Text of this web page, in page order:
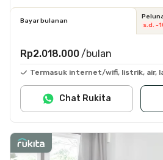
Bayar bulanan
s.d. -
Rp2.018.000 /bulan
Termasuk internet/wifi, listrik, air,
Chat Rukita